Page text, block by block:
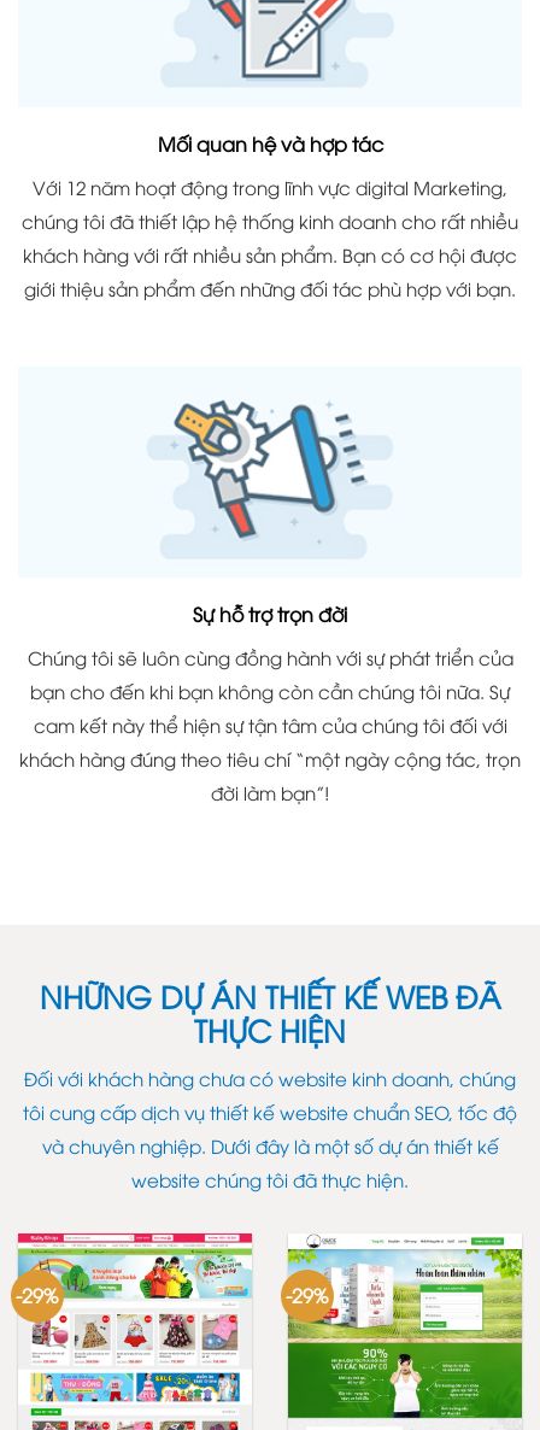
Mối quan hệ và hợp tác
Với 12 năm hoạt động trong lĩnh vực digital Marketing,
chúng tôi đã thiết lập hệ thống kinh doanh cho rất nhiều
khách hàng với rất nhiều sản phẩm. Bạn có cơ hội được
giới thiệu sản phẩm đến những đối tác phù hợp với bạn.
Sự hỗ trợ trọn đời
Chúng tôi sẽ luôn cùng đồng hành với sự phát triển của
bạn cho đến khi bạn không còn cần chúng tôi nữa. Sự
cam kết này thể hiện sự tận tâm của chúng tôi đối với
khách hàng đúng theo tiêu chí “một ngày cộng tác, trọn
đời làm bạn”!
NHỮNG DỰ ÁN THIẾT KẾ WEB ĐÃ
THỰC HIỆN
Đối với khách hàng chưa có website kinh doanh, chúng
tôi cung cấp dịch vụ thiết kế website chuẩn SEO, tốc độ
và chuyên nghiệp. Dưới đây là một số dự án thiết kế
website chúng tôi đã thực hiện.
-29% -29%